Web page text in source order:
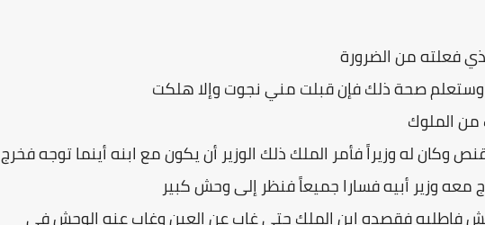
فعلته من الضرورة
صحة ذلك فإن قبلت مني نجوت وإلا هلكت
من الملوك
وكان له وزيراً فأمر الملك ذلك الوزير أن يكون مع ابنه أينما توجه فخرج
معه وزير أبيه فسارا جميعاً فنظر إلى وحش كبير
فاطلبه فقصده ابن الملك حتى غاب عن العين وغاب عنه الوحش في